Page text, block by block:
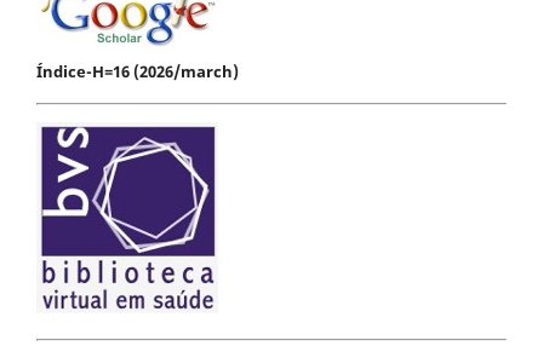
Índice-H=16 (2026/march)